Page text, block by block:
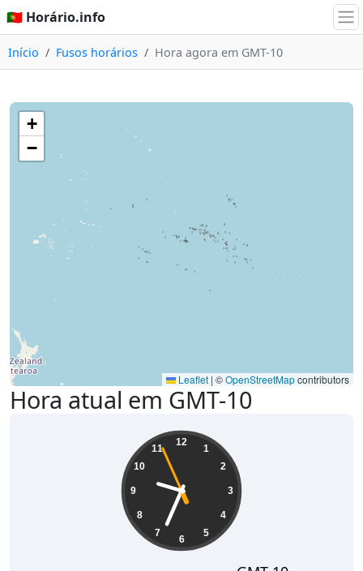
🇵🇹 Horário.info
Início Fusos horários Hora agora em GMT-10
Hora atual em GMT-10
12
1
2
3
4
5
6
7
8
9
10
11
+
−
Leaflet | ©OpenStreetMapcontributors